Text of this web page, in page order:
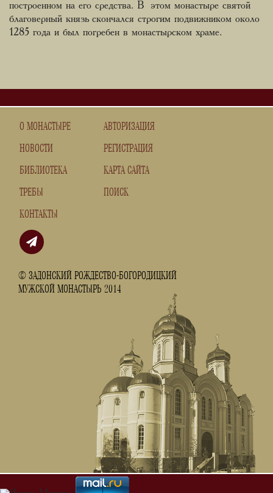
построенном на его средства. В этом монастыре святой
благоверный князь скончался строгим подвижником около
1285 года и был погребен в монастырском храме.
О МОНАСТЫРЕ
НОВОСТИ
БИБЛИОТЕКА
ТРЕБЫ
КОНТАКТЫ
© ЗАДОНСКИЙ РОЖДЕСТВО-БОГОРОДИЦКИЙ
МУЖСКОЙ МОНАСТЫРЬ 2014
АВТОРИЗАЦИЯ
РЕГИСТРАЦИЯ
КАРТА САЙТА
ПОИСК